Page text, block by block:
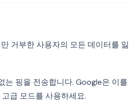
거부한 사용자의 모든 데이터를 잃
는 핑을 전송합니다. Google은 이를
급 모드를 사용하세요.